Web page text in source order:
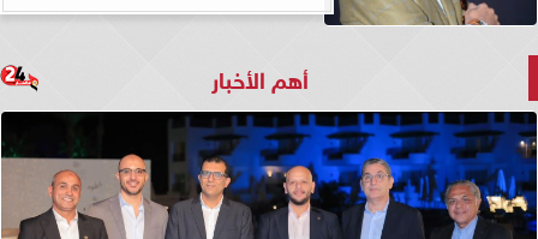
أهم الأخبار